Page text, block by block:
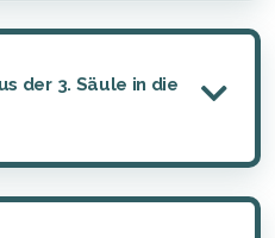
der 3. Säule in die